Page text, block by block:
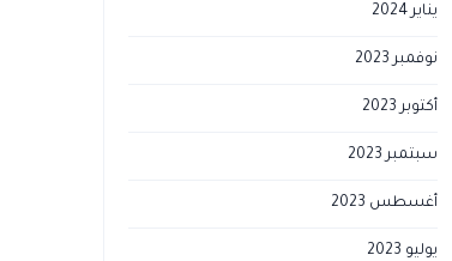
يناير 2024
نوفمبر 2023
أكتوبر 2023
سبتمبر 2023
أغسطس 2023
يوليو 2023